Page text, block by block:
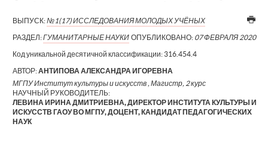
ВЫПУСК:№1(17) ИССЛЕДОВАНИЯ МОЛОДЫХ УЧЁНЫХ
РАЗДЕЛ:ГУМАНИТАРНЫЕ НАУКИ ОПУБЛИКОВАНО: 07 ФЕВРАЛЯ 2020
Код уникальной десятичной классификации: 316.454.4
АВТОР:АНТИПОВА АЛЕКСАНДРА ИГОРЕВНА
МГПУ Институт культуры и искусств , Магистр, 2 курс
НАУЧНЫЙ РУКОВОДИТЕЛЬ:
ЛЕВИНА ИРИНА ДМИТРИЕВНА, ДИРЕКТОР ИНСТИТУТА КУЛЬТУРЫ И
ИСКУССТВ ГАОУ ВО МГПУ, ДОЦЕНТ, КАНДИДАТ ПЕДАГОГИЧЕСКИХ
НАУК